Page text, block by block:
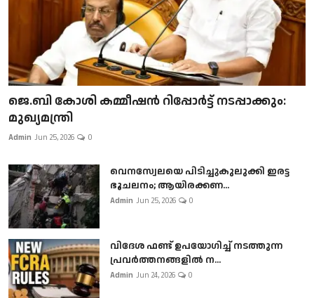
ജെ.ബി കോശി കമ്മീഷൻ റിപ്പോർട്ട് നടപ്പാക്കും:
മുഖ്യമന്ത്രി
Admin Jun 25, 2026 0
വെനസ്വേലയെ പിടിച്ചുകുലുക്കി ഇരട്ട
ഭൂചലനം; ആയിരക്കണ...
Admin Jun 25, 2026 0
വിദേശ ഫണ്ട് ഉപയോഗിച്ച് നടത്തുന്ന
പ്രവർത്തനങ്ങളിൽ ന...
Admin Jun 24, 2026 0